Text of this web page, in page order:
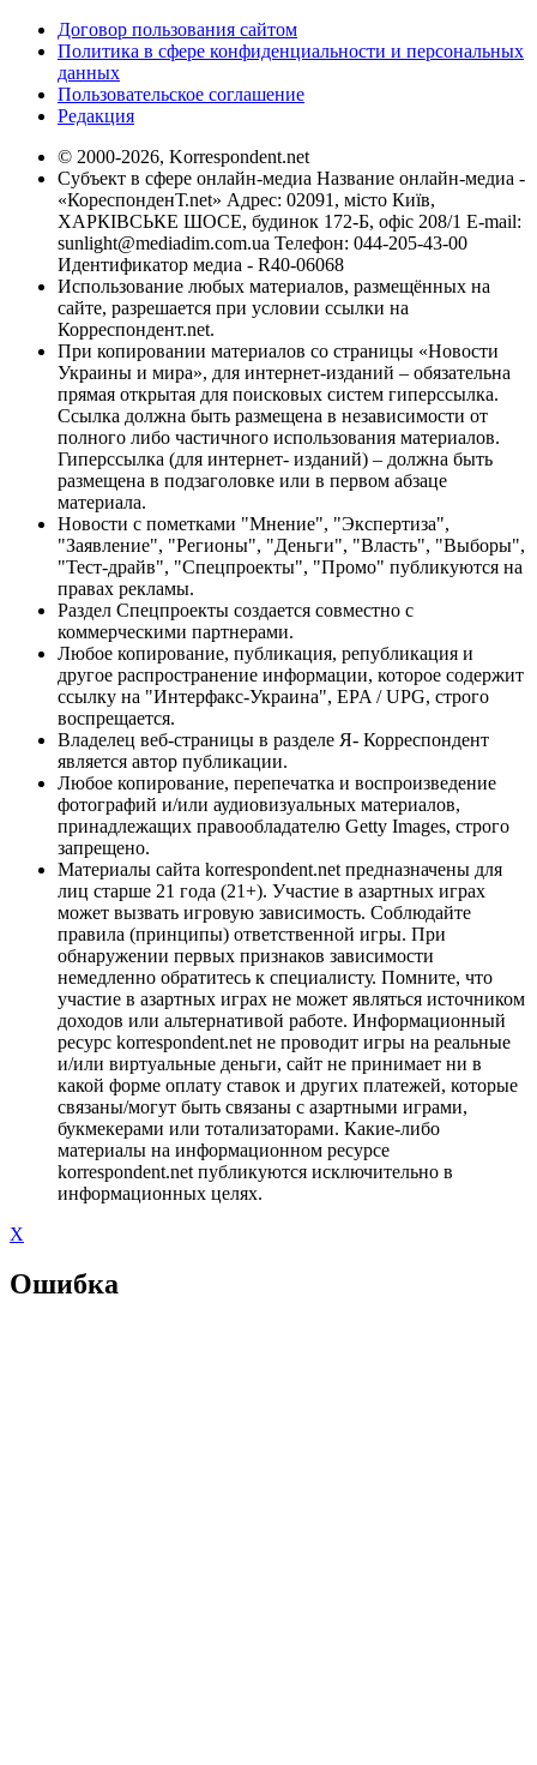
Договор пользования сайтом
Политика в сфере конфиденциальности и персональных
данных
Пользовательское соглашение
Редакция
© 2000-2026, Korrespondent.net
Субъект в сфере онлайн-медиа Название онлайн-медиа -
«КореспонденТ.net» Адрес: 02091, місто Київ,
ХАРКІВСЬКЕ ШОСЕ, будинок 172-Б, офіс 208/1 E-mail:
sunlight@mediadim.com.ua Телефон: 044-205-43-00
Идентификатор медиа - R40-06068
Использование любых материалов, размещённых на
сайте, разрешается при условии ссылки на
Корреспондент.net.
При копировании материалов со страницы «Новости
Украины и мира», для интернет-изданий – обязательна
прямая открытая для поисковых систем гиперссылка.
Ссылка должна быть размещена в независимости от
полного либо частичного использования материалов.
Гиперссылка (для интернет- изданий) – должна быть
размещена в подзаголовке или в первом абзаце
материала.
Новости с пометками "Мнение", "Экспертиза",
"Заявление", "Регионы", "Деньги", "Власть", "Выборы",
"Тест-драйв", "Спецпроекты", "Промо" публикуются на
правах рекламы.
Раздел Спецпроекты создается совместно с
коммерческими партнерами.
Любое копирование, публикация, републикация и
другое распространение информации, которое содержит
ссылку на "Интерфакс-Украина", EPA / UPG, строго
воспрещается.
Владелец веб-страницы в разделе Я- Корреспондент
является автор публикации.
Любое копирование, перепечатка и воспроизведение
фотографий и/или аудиовизуальных материалов,
принадлежащих правообладателю Getty Images, строго
запрещено.
Материалы сайта korrespondent.net предназначены для
лиц старше 21 года (21+). Участие в азартных играх
может вызвать игровую зависимость. Соблюдайте
правила (принципы) ответственной игры. При
обнаружении первых признаков зависимости
немедленно обратитесь к специалисту. Помните, что
участие в азартных играх не может являться источником
доходов или альтернативой работе. Информационный
ресурс korrespondent.net не проводит игры на реальные
и/или виртуальные деньги, сайт не принимает ни в
какой форме оплату ставок и других платежей, которые
связаны/могут быть связаны с азартными играми,
букмекерами или тотализаторами. Какие-либо
материалы на информационном ресурсе
korrespondent.net публикуются исключительно в
информационных целях.
X
Ошибка